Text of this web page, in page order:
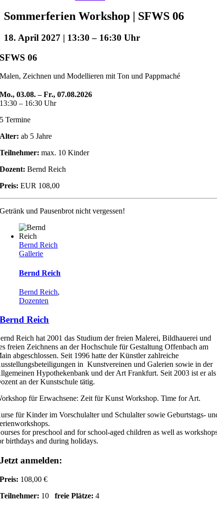
Sommerferien Workshop | SFWS 06
18. April 2027 | 13:30 – 16:30
SFWS 06
Malen, Zeichnen und Modellieren mit Ton und Pappmaché
Mo., 03.08. – Fr., 07.08.2026
13:30 – 16:30 Uhr
5 Termine
Alter: ab 5 Jahre
Teilnehmer: max. 10 Kinder
Dozent: Bernd Reich
Preis: EUR 108,00
Getränk und Pausenbrot nicht vergessen!
Bernd Reich
Gallerie
Bernd Reich
Bernd Reich,
Dozenten
Bernd Reich
Reich hat 2001 das Studium der freien Malerei, Bildhauerei und
freien Zeichnens an der Hochschule für Gestaltung Offenbach am
abgeschlossen. Seit 1996 hatte der Künstler zahlreiche
in Kunstvereinen und Galerien sowie in der
Hypothekenbank und der Art Frankfurt. Seit 2003 ist er als
an der Kunstschule tätig.
für Erwachsene: Zeit für Kunst Workshop. Time for Art.
für Kinder im Vorschulalter und Schulalter sowie Geburtstags-
for preschool and for school-aged children as well as
birthdays and during holidays.
Jetzt anmelden:
Preis: 108,00 €
Teilnehmer: 10freie Plätze: 4